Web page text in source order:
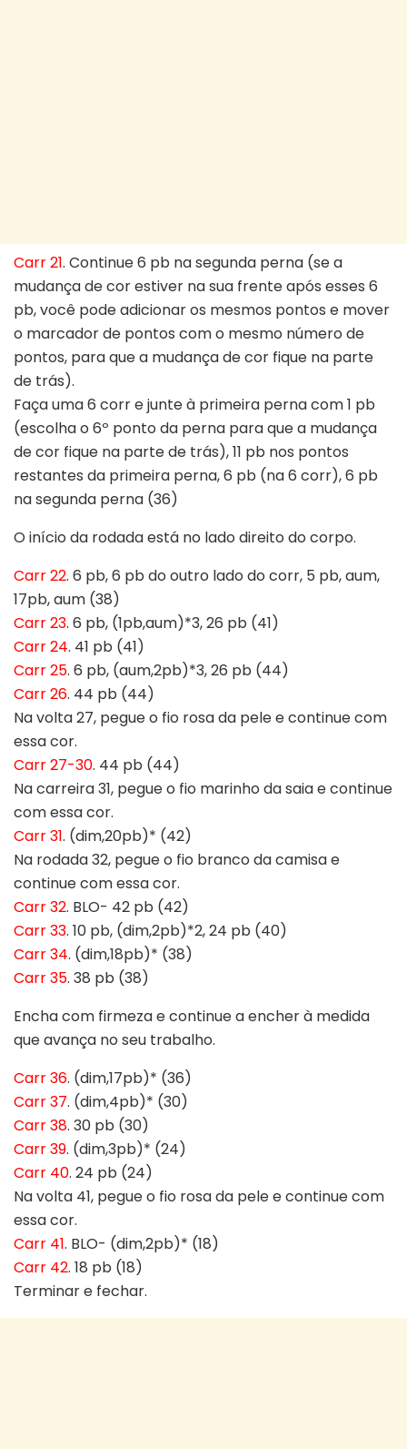
Carr 21. Continue 6 pb na segunda perna (se a
mudança de cor estiver na sua frente após esses 6
pb, você pode adicionar os mesmos pontos e mover
o marcador de pontos com o mesmo número de
pontos, para que a mudança de cor fique na parte
de trás).
Faça uma 6 corr e junte à primeira perna com 1 pb
(escolha o 6º ponto da perna para que a mudança
de cor fique na parte de trás), 11 pb nos pontos
restantes da primeira perna, 6 pb (na 6 corr), 6 pb
na segunda perna (36)
O início da rodada está no lado direito do corpo.
Carr 22. 6 pb, 6 pb do outro lado do corr, 5 pb, aum,
17pb, aum (38)
Carr 23. 6 pb, (1pb,aum)*3, 26 pb (41)
Carr 24. 41 pb (41)
Carr 25. 6 pb, (aum,2pb)*3, 26 pb (44)
Carr 26. 44 pb (44)
Na volta 27, pegue o fio rosa da pele e continue com
essa cor.
Carr 27-30. 44 pb (44)
Na carreira 31, pegue o fio marinho da saia e continue
com essa cor.
Carr 31. (dim,20pb)* (42)
Na rodada 32, pegue o fio branco da camisa e
continue com essa cor.
Carr 32. BLO- 42 pb (42)
Carr 33. 10 pb, (dim,2pb)*2, 24 pb (40)
Carr 34. (dim,18pb)* (38)
Carr 35. 38 pb (38)
Encha com firmeza e continue a encher à medida
que avança no seu trabalho.
Carr 36. (dim,17pb)* (36)
Carr 37. (dim,4pb)* (30)
Carr 38. 30 pb (30)
Carr 39. (dim,3pb)* (24)
Carr 40. 24 pb (24)
Na volta 41, pegue o fio rosa da pele e continue com
essa cor.
Carr 41. BLO- (dim,2pb)* (18)
Carr 42. 18 pb (18)
Terminar e fechar.